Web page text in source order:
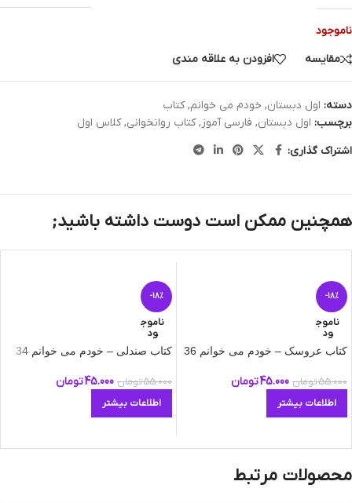
ناموجود
مقایسه
افزودن به علاقه مندی
دسته: اول دبستان, خودم می خوانم, کتاب
برچسب: اول دبستان, فارسی آموز, کتاب روانخوانی, کلاس اول
اشتراک گذاری:
همچنین ممکن است دوست داشته باشید;
-18%
ناموج
ود
کتاب عروسک – خودم می‌ خوانم 36
55.000تومان 45.000تومان
اطلاعات بیشتر
-18%
ناموج
ود
کتاب صندلی – خودم می‌ خوانم 34
55.000تومان 45.000تومان
اطلاعات بیشتر
محصولات مرتبط